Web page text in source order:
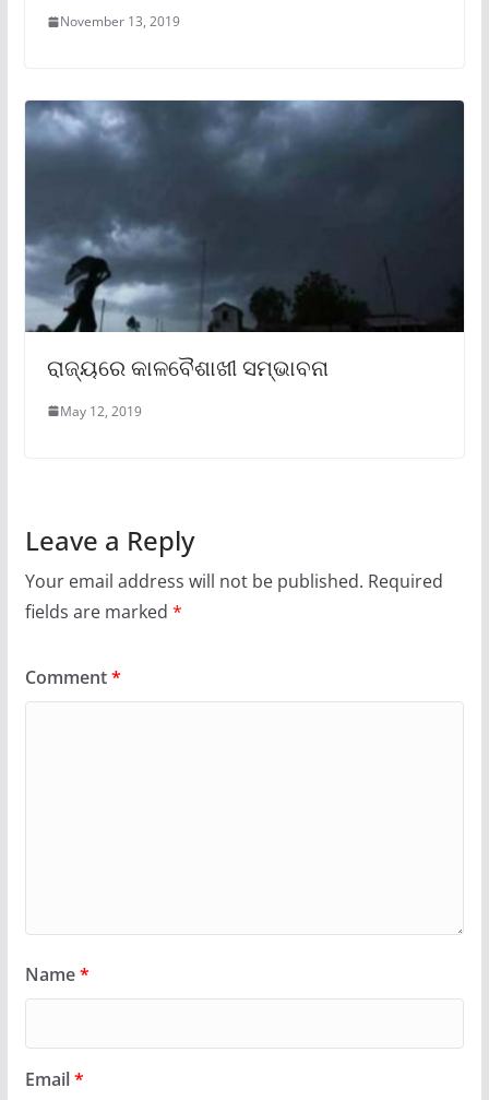
November 13, 2019
ରାଜ୍ୟରେ କାଳବୈଶାଖୀ ସମ୍ଭାବନା
May 12, 2019
Leave a Reply
Your email address will not be published. Required
fields are marked *
Comment*
Name*
Email*